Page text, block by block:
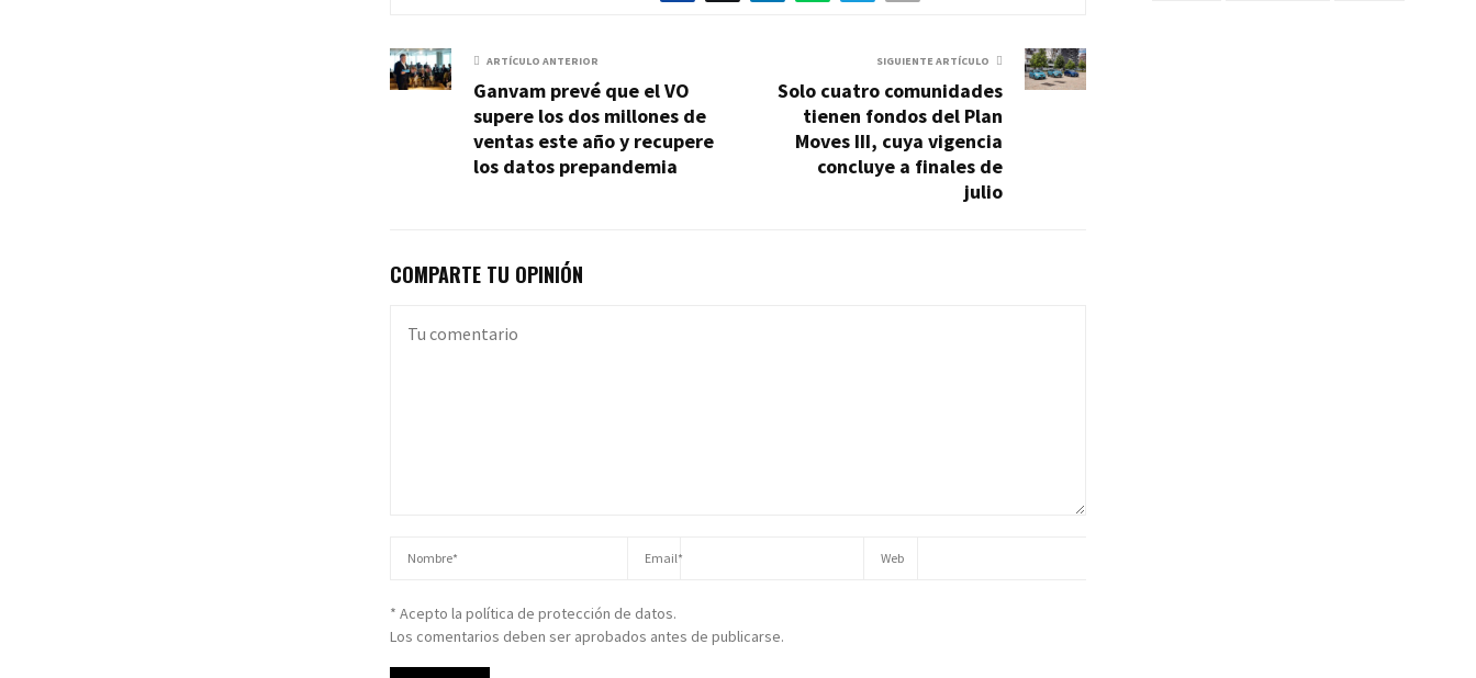
ARTÍCULO ANTERIOR
Ganvam prevé que el VO
supere los dos millones de
ventas este año y recupere
los datos prepandemia
SIGUIENTE ARTÍCULO
Solo cuatro comunidades
tienen fondos del Plan
Moves III, cuya vigencia
concluye a finales de
julio
COMPARTE TU OPINIÓN
* Acepto la política de protección de datos.
Los comentarios deben ser aprobados antes de publicarse.